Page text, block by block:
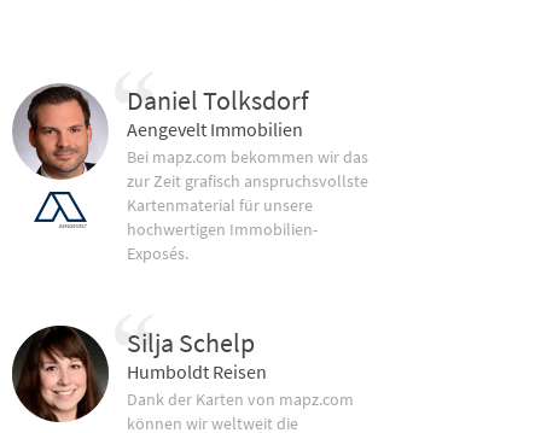
Daniel Tolksdorf
Aengevelt Immobilien
Bei mapz.com bekommen wir das
zur Zeit grafisch anspruchsvollste
Kartenmaterial für unsere
hochwertigen Immobilien-
Exposés.
Silja Schelp
Humboldt Reisen
Dank der Karten von mapz.com
können wir weltweit die